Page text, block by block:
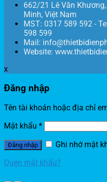
662/21 Lê Văn Khương,
Minh, Việt Nam
MST: 0317 589 592 -
598 599
Mail:
Website:
x
Đăng nhập
Tên tài khoản hoặc địa chỉ
Mật khẩu *
Đăng nhập
Ghi nhớ mật
Quên mật khẩu?